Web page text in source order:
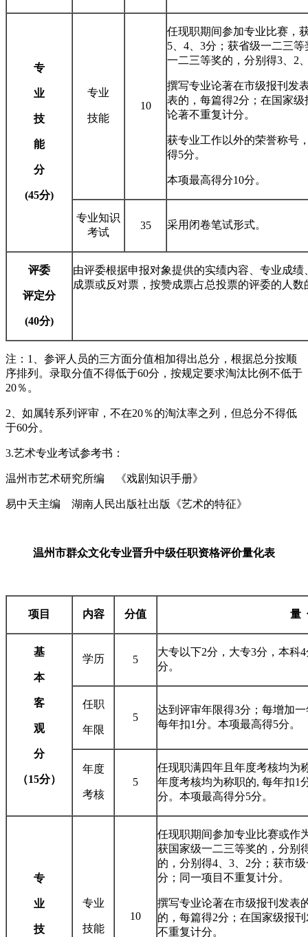
专
业
技
能
分
(45分)
专业
技能
10
任现职期间参加专业比赛，
5、4、3分；获省级一二三
一二三等奖的，分别得3、2
撰写专业论著在市级报刊发
表的，每篇得2分；在国家
论著不重复计分。
获专业工作以外的荣誉称号
得5分。
本项最高得分10分。
专业知识
考试
35 采用闭卷笔试形式。
评委
评定分
(40分)
由评委根据申报对象提供的实绩内容、专业成
成票或反对票，按赞成票占总投票的评委的人
注：1、参评人员的三方面分值相加得出总分，根据总分按顺
序排列。录取分值不得低于60分，按规定要求淘汰比例不低于
20％。
2、如属转系列评审，不在20％的淘汰率之列，但总分不得低
于60分。
3.艺术专业考试参考书：
温州市艺术研究所编 《戏剧知识手册》
易中天主编 湖南人民出版社出版《艺术的特征》
温州市群众文化专业晋升中级任职资格评价量化表
项目 内容 分值 量
基
本
客
观
分
（15分）
学历 5
大专以下2分，大专3分，本科
分。
任职
年限
5
达到评审年限得3分；每增加
每年扣1分。本项最高得5分。
年度
考核
5
任现职满四年且年度考核均为
年度考核均为称职的, 每年扣1
分。本项最高得分5分。
专
业
技
专业
技能
10
任现职期间参加专业比赛或作
获国家级一二三等奖的，分别
的，分别得4、3、2分；获市
分；同一项目不重复计分。
撰写专业论著在市级报刊发表
的，每篇得2分；在国家级报
不重复计分。